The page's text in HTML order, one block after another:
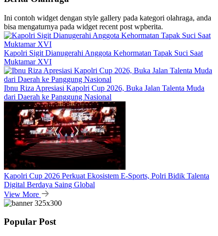
Ini contoh widget dengan style gallery pada kategori olahraga, anda
bisa mengaturnya pada widget recent post wpberita.
Kapolri Sigit Dianugerahi Anggota Kehormatan Tapak Suci Saat
Muktamar XVI
Ibnu Riza Apresiasi Kapolri Cup 2026, Buka Jalan Talenta Muda
dari Daerah ke Panggung Nasional
Kapolri Cup 2026 Perkuat Ekosistem E-Sports, Polri Bidik Talenta
Digital Berdaya Saing Global
View More
Popular Post